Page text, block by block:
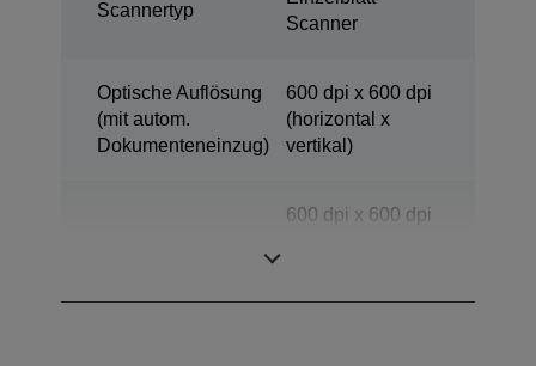
Scannertyp
Scanner
Optische Auflösung
(mit autom.
Dokumenteneinzug)
600 dpi x 600 dpi
(horizontal x
vertikal)
600 dpi x 600 dpi